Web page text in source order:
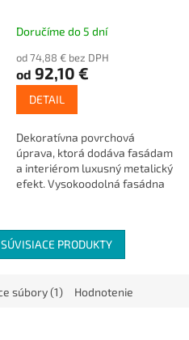
Doručíme do 5 dní
od 74,88 € bez DPH
od 92,10 €
DETAIL
Dekoratívna povrchová
úprava, ktorá dodáva fasádam
a interiérom luxusný metalický
efekt. Vysokoodolná fasádna
PRODUKTY
súbory (1) Hodnotenie